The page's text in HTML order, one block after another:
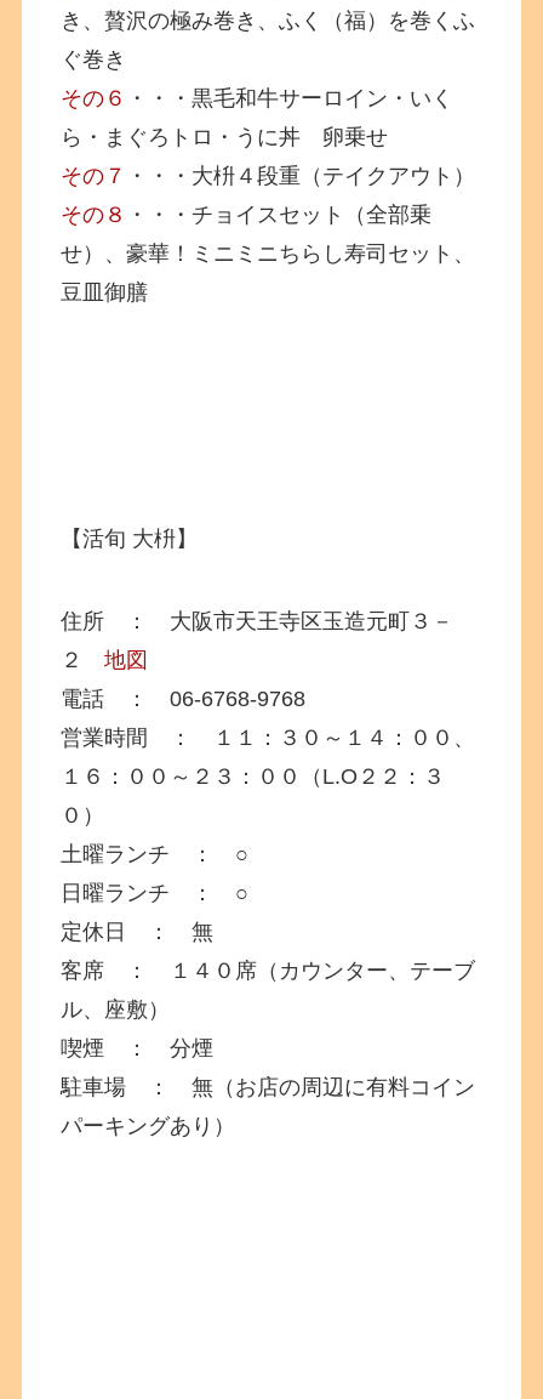
き、贅沢の極み巻き、ふく（福）を巻くふ
ぐ巻き
その６ ・・・黒毛和牛サーロイン・いく
ら・まぐろトロ・うに丼 卵乗せ
その７ ・・・大枡４段重（テイクアウト）
その８ ・・・チョイスセット（全部乗
せ）、豪華！ミニミニちらし寿司セット、
豆皿御膳
【活旬 大枡】
住所 ： 大阪市天王寺区玉造元町３－
２地図
電話 ： 06-6768-9768
営業時間 ： １１：３０～１４：００、
１６：００～２３：００（L.O２２：３
０）
土曜ランチ ： ○
日曜ランチ ： ○
定休日 ： 無
客席 ： １４０席（カウンター、テーブ
ル、座敷）
喫煙 ： 分煙
駐車場 ： 無（お店の周辺に有料コイン
パーキングあり）